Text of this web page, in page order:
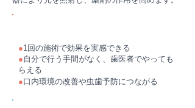
●1回の施術で効果を実感できる
●自分で行う手間がなく、歯医者でやっても
らえる
●口内環境の改善や虫歯予防につながる